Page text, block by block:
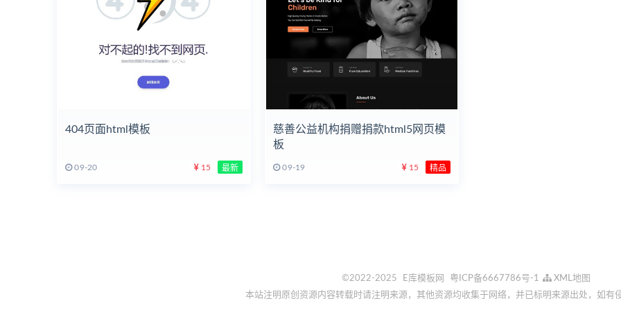
404页面html模板
09-20 15 最新
慈善公益机构捐赠捐款html5网页模
板
09-19 15 精品
©2022-2025 E库模板网 粤ICP备6667786号-1
XML地图
本站注明原创资源内容转载时请注明来源，其他资源均收集于网络，并已标明来源出处，如有